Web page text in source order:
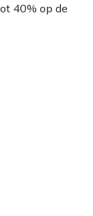
40% op de